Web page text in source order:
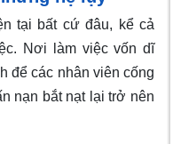
tại bất cứ đâu, kể cả
Nơi làm việc vốn dĩ
để các nhân viên cống
nạn bắt nạt lại trở nên